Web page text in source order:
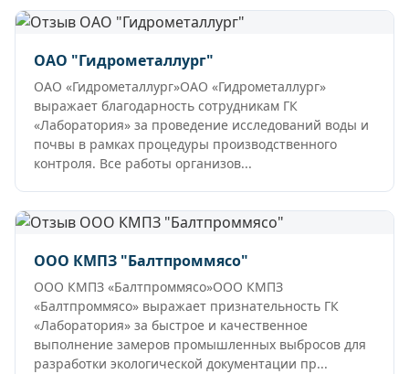
ОАО "Гидрометаллург"
ОАО «Гидрометаллург»ОАО «Гидрометаллург»
выражает благодарность сотрудникам ГК
«Лаборатория» за проведение исследований воды и
почвы в рамках процедуры производственного
контроля. Все работы организов...
ООО КМПЗ "Балтпроммясо"
ООО КМПЗ «Балтпроммясо»ООО КМПЗ
«Балтпроммясо» выражает признательность ГК
«Лаборатория» за быстрое и качественное
выполнение замеров промышленных выбросов для
разработки экологической документации пр...